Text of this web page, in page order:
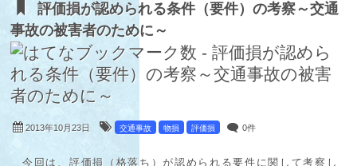
評価損が認められる条件（要件）の考察～交通
事故の被害者のために～
2013年10月23日 交通事故 物損 評価損 0件
今回は、評価損（格落ち）が認められる要件に関して考察し